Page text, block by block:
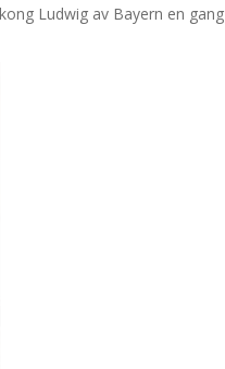
Ludwig av Bayern en gang